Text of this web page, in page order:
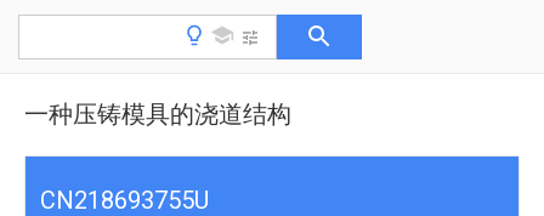
一种压铸模具的浇道结构
CN218693755U